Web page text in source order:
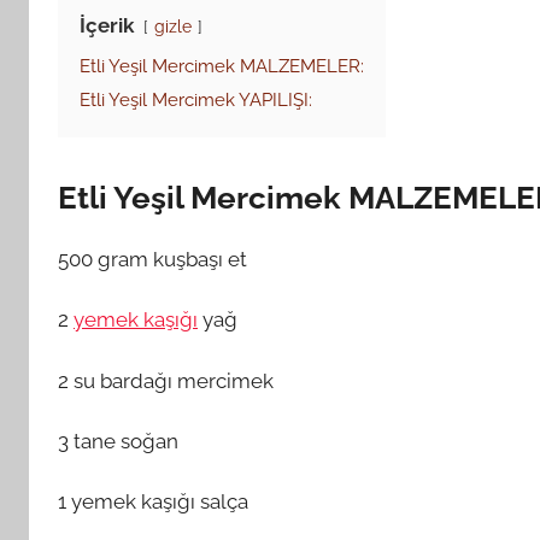
İçerik gizle
Etli Yeşil Mercimek MALZEMELER:
Etli Yeşil Mercimek YAPILIŞI:
Etli Yeşil Mercimek
500 gram kuşbaşı et
2 yemek kaşığı yağ
2 su bardağı mercimek
3 tane soğan
1 yemek kaşığı salça